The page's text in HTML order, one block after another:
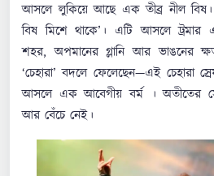
আসলে লুকিয়ে আছে এক তীব্র নীল
বিষ মিশে থাকে’। এটি আসলে ট্রমার
শহর, অপমানের গ্লানি আর ভাঙনের
‘চেহারা’ বদলে ফেলেছেন—এই চেহারা
আসলে এক আবেগীয় বর্ম । অতীতের
আর বেঁচে নেই।